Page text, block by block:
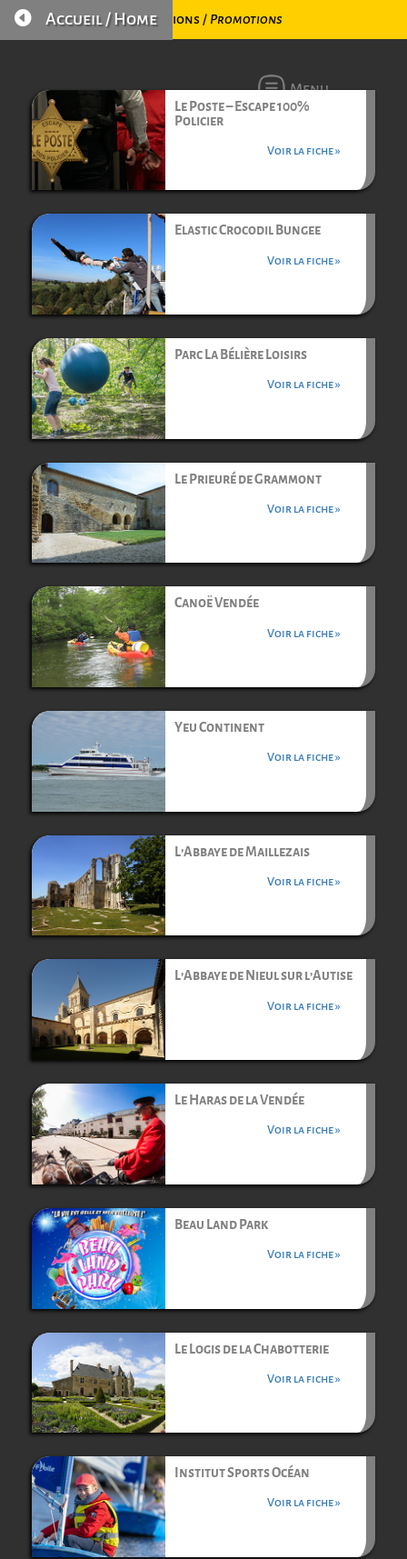
Promotions / Promotions
 Accueil / Home
Menu
Le Poste – Escape 100%
Policier
Voir la fiche »
Elastic Crocodil Bungee
Voir la fiche »
Parc La Bélière Loisirs
Voir la fiche »
Le Prieuré de Grammont
Voir la fiche »
Canoë Vendée
Voir la fiche »
Yeu Continent
Voir la fiche »
L’Abbaye de Maillezais
Voir la fiche »
L’Abbaye de Nieul sur l’Autise
Voir la fiche »
Le Haras de la Vendée
Voir la fiche »
Beau Land Park
Voir la fiche »
Le Logis de la Chabotterie
Voir la fiche »
Institut Sports Océan
Voir la fiche »